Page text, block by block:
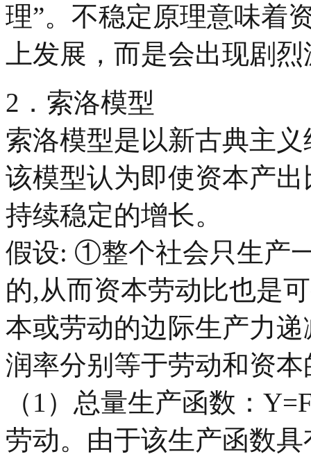
理”。不稳定原理意味着
上发展，而是会出现剧
2．索洛模型
索洛模型是以新古典主
该模型认为即使资本产
持续稳定的增长。
假设: ①整个社会只生产
的,从而资本劳动比也是
本或劳动的边际生产力
润率分别等于劳动和资
（1）总量生产函数：
劳动。由于该生产函数